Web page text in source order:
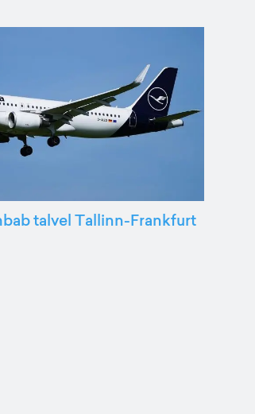
talvel Tallinn-Frankfurt